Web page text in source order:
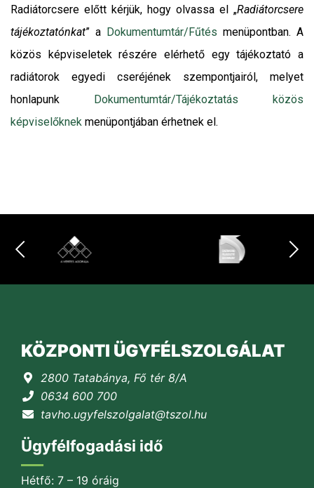
Radiátorcsere előtt kérjük, hogy olvassa el „Radiátorcsere
tájékoztatónkat” a Dokumentumtár/Fűtés menüpontban. A
közös képviseletek részére elérhető egy tájékoztató a
radiátorok egyedi cseréjének szempontjairól, melyet
honlapunk Dokumentumtár/Tájékoztatás közös
képviselőknek menüpontjában érhetnek el.
KÖZPONTI ÜGYFÉLSZOLGÁLAT
2800 Tatabánya, Fő tér 8/A
0634 600 700
tavho.ugyfelszolgalat@tszol.hu
Ügyfélfogadási idő
Hétfő: 7 – 19 óráig